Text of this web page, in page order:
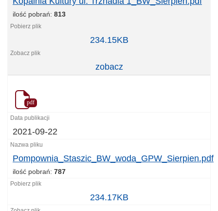
ilość pobrań: 813
Kultury
ul.
1_BW_Sierpien.pdf
234.15KB
zobacz
pdf
2021-09-22
Pompownia_Staszic_BW_woda_GPW_Sierpien.pdf
ilość pobrań: 787
Pompownia_Staszic_BW_woda_GPW_Sierpien.pdf
234.17KB